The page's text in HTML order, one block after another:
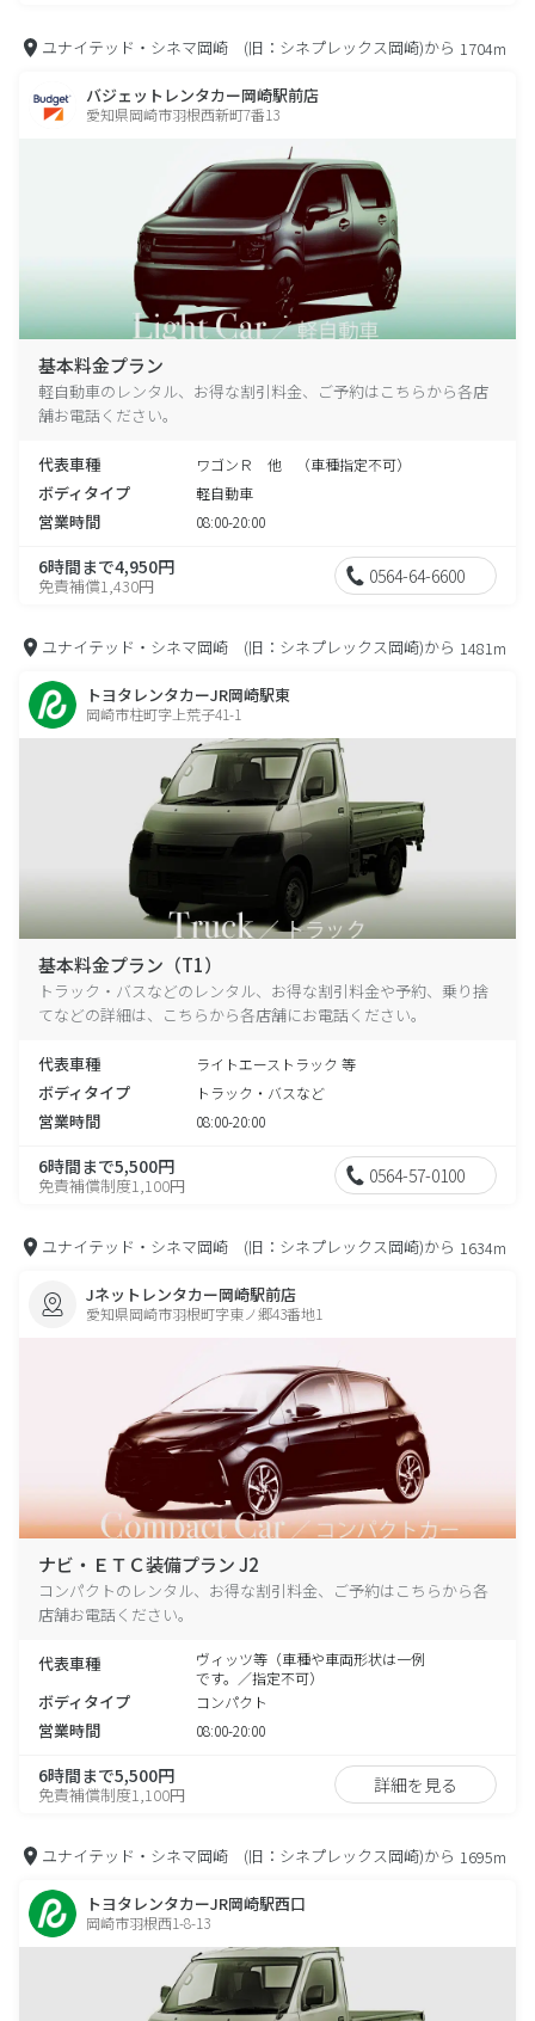
ユナイテッド・シネマ岡崎 (旧：シネプレックス岡崎)から 1704m
バジェットレンタカー岡崎駅前店
愛知県岡崎市羽根西新町7番13
基本料金プラン
軽自動車のレンタル、お得な割引料金、ご予約はこちらから各店
舗お電話ください。
代表車種 ワゴンＲ 他 （車種指定不可）
ボディタイプ 軽自動車
営業時間 08:00-20:00
6時間まで4,950円
免責補償1,430円 0564-64-6600
ユナイテッド・シネマ岡崎 (旧：シネプレックス岡崎)から 1481m
トヨタレンタカーJR岡崎駅東
岡崎市柱町字上荒子41-1
基本料金プラン（T1）
トラック・バスなどのレンタル、お得な割引料金や予約、乗り捨
てなどの詳細は、こちらから各店舗にお電話ください。
代表車種 ライトエーストラック 等
ボディタイプ トラック・バスなど
営業時間 08:00-20:00
6時間まで5,500円
免責補償制度1,100円 0564-57-0100
ユナイテッド・シネマ岡崎 (旧：シネプレックス岡崎)から 1634m
Jネットレンタカー岡崎駅前店
愛知県岡崎市羽根町字東ノ郷43番地1
ナビ・ＥＴＣ装備プラン J2
コンパクトのレンタル、お得な割引料金、ご予約はこちらから各
店舗お電話ください。
代表車種
ヴィッツ等（車種や車両形状は一例
です。／指定不可）
ボディタイプ コンパクト
営業時間 08:00-20:00
6時間まで5,500円
免責補償制度1,100円 詳細を見る
ユナイテッド・シネマ岡崎 (旧：シネプレックス岡崎)から 1695m
トヨタレンタカーJR岡崎駅西口
岡崎市羽根西1-8-13